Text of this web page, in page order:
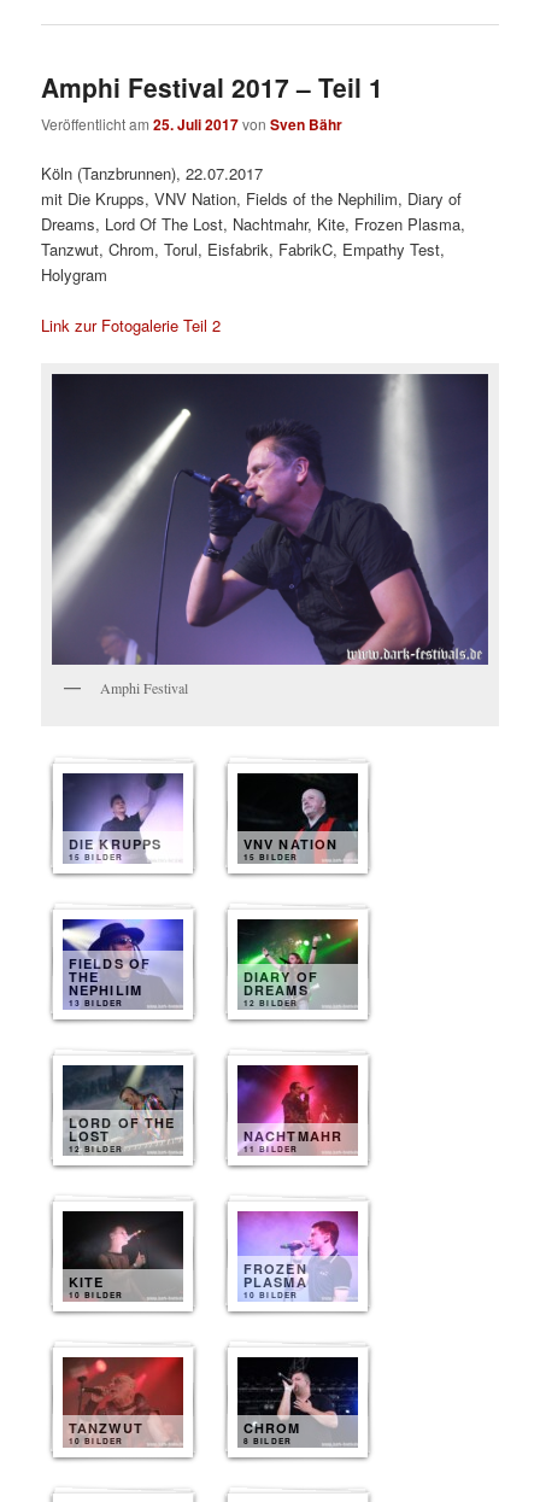
Amphi Festival 2017 – Teil 1
Veröffentlicht am25. Juli 2017vonSven Bähr
Köln (Tanzbrunnen), 22.07.2017
mit Die Krupps, VNV Nation, Fields of the Nephilim, Diary of
Dreams, Lord Of The Lost, Nachtmahr, Kite, Frozen Plasma,
Tanzwut, Chrom, Torul, Eisfabrik, FabrikC, Empathy Test,
Holygram
Link zur Fotogalerie Teil 2
Amphi Festival
DIE KRUPPS
15 BILDER
VNV NATION
15 BILDER
FIELDS OF
THE
NEPHILIM
13 BILDER
DIARY OF
DREAMS
12 BILDER
LORD OF THE
LOST
12 BILDER
NACHTMAHR
11 BILDER
KITE
10 BILDER
FROZEN
PLASMA
10 BILDER
TANZWUT
10 BILDER
CHROM
8 BILDER